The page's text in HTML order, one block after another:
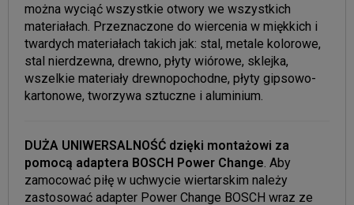
można wyciąć wszystkie otwory we wszystkich
materiałach. Przeznaczone do wiercenia w miękkich i
twardych materiałach takich jak: stal, metale kolorowe,
stal nierdzewna, drewno, płyty wiórowe, sklejka,
wszelkie materiały drewnopochodne, płyty gipsowo-
kartonowe, tworzywa sztuczne i aluminium.
DUŻA UNIWERSALNOŚĆ dzięki montażowi za
pomocą adaptera BOSCH Power Change . Aby
zamocować piłę w uchwycie wiertarskim należy
zastosować adapter Power Change BOSCH wraz ze